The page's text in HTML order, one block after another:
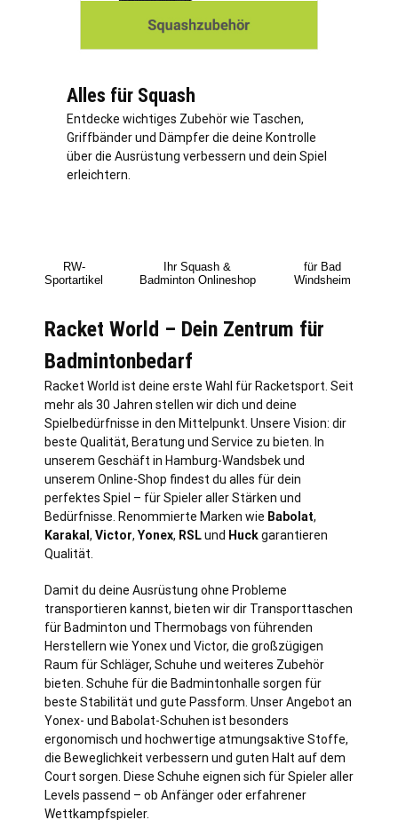
Alles für Squash
Entdecke wichtiges Zubehör wie Taschen,
Griffbänder und Dämpfer die deine Kontrolle
über die Ausrüstung verbessern und dein Spiel
erleichtern.
RW-
Sportartikel
Ihr Squash &
Badminton Onlineshop
für Bad
Windsheim
Racket World – Dein Zentrum für
Badmintonbedarf
Racket World ist deine erste Wahl für Racketsport. Seit
mehr als 30 Jahren stellen wir dich und deine
Spielbedürfnisse in den Mittelpunkt. Unsere Vision: dir
beste Qualität, Beratung und Service zu bieten. In
unserem Geschäft in Hamburg-Wandsbek und
unserem Online-Shop findest du alles für dein
perfektes Spiel – für Spieler aller Stärken und
Bedürfnisse. Renommierte Marken wie Babolat,
Karakal , Victor, Yonex, RSLund Huckgarantieren
Qualität.
Damit du deine Ausrüstung ohne Probleme
transportieren kannst, bieten wir dir Transporttaschen
für Badminton und Thermobags von führenden
Herstellern wie Yonex und Victor, die großzügigen
Raum für Schläger, Schuhe und weiteres Zubehör
bieten. Schuhe für die Badmintonhalle sorgen für
beste Stabilität und gute Passform. Unser Angebot an
Yonex- und Babolat-Schuhen ist besonders
ergonomisch und hochwertige atmungsaktive Stoffe,
die Beweglichkeit verbessern und guten Halt auf dem
Court sorgen. Diese Schuhe eignen sich für Spieler aller
Levels passend – ob Anfänger oder erfahrener
Wettkampfspieler.